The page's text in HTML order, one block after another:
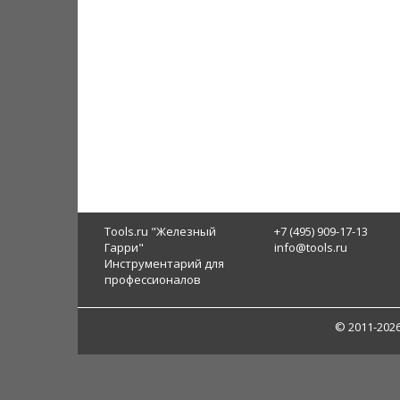
Tools.ru "Железный
Гарри"
Инструментарий для
профессионалов
+7 (495) 909-17-13
info@tools.ru
© 2011-